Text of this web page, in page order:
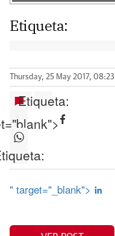
Etiqueta:
Thursday, 25 May 2017, 08:23
Etiqueta:
" target="_blank">